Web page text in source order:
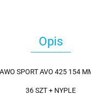
Opis
SPORT AVO 425 154
36 SZT + NYPLE